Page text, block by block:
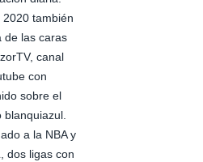
2020 también
de las caras
canal
con
sobre el
blanquiazul.
a la NBA y
dos ligas con